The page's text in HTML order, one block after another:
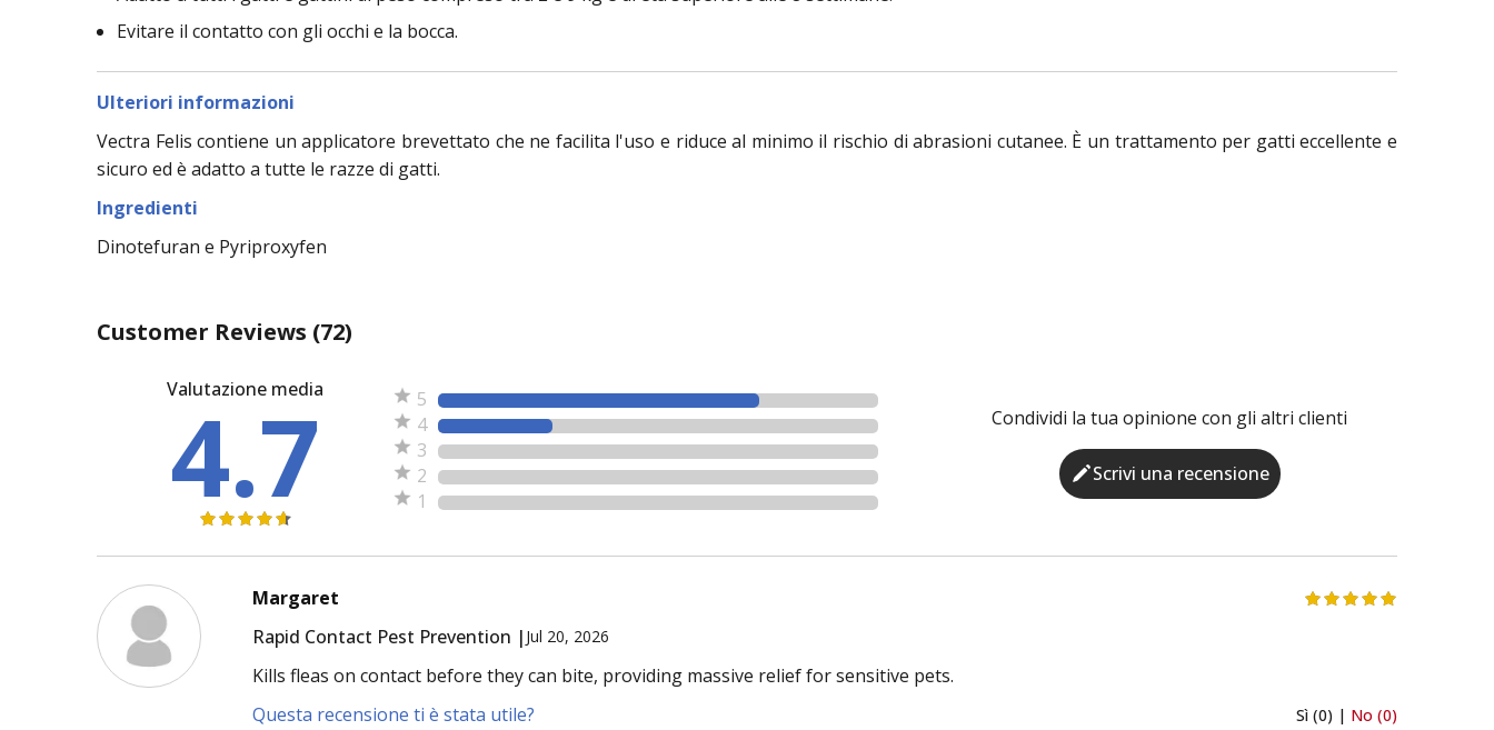
Evitare il contatto con gli occhi e la bocca.
Ulteriori informazioni
Vectra Felis contiene un applicatore brevettato che ne facilita l'uso e riduce al minimo il rischio di abrasioni cutanee. È un trattamento per gatti eccellente e
sicuro ed è adatto a tutte le razze di gatti.
Ingredienti
Dinotefuran e Pyriproxyfen
Customer Reviews (72)
Valutazione media
4.7
5
4
3
2
1
Condividi la tua opinione con gli altri clienti
Scrivi una recensione
Margaret
Rapid Contact Pest Prevention | Jul 20, 2026
Kills fleas on contact before they can bite, providing massive relief for sensitive pets.
Questa recensione ti è stata utile?
Sì (0) | No (0)